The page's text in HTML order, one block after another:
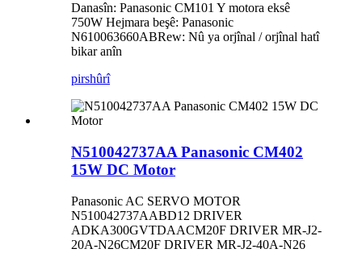
Danasîn: Panasonic CM101 Y motora eksê
750W Hejmara beşê: Panasonic
N610063660ABRew: Nû ya orjînal / orjînal hatî
bikar anîn
pirshûrî
N510042737AA Panasonic CM402
15W DC Motor
Panasonic AC SERVO MOTOR
N510042737AABD12 DRIVER
ADKA300GVTDAACM20F DRIVER MR-J2-
20A-N26CM20F DRIVER MR-J2-40A-N26